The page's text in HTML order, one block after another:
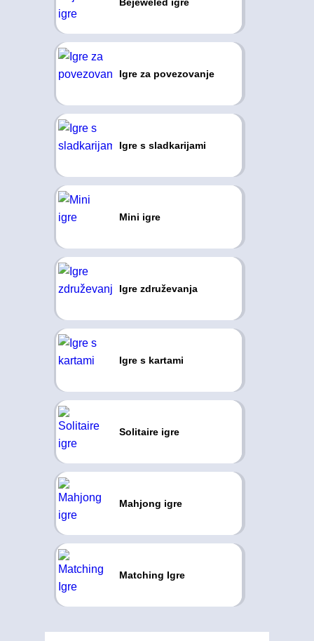
Igre za povezovanje
Igre s sladkarijami
Mini igre
Igre združevanja
Igre s kartami
Solitaire igre
Mahjong igre
Matching Igre